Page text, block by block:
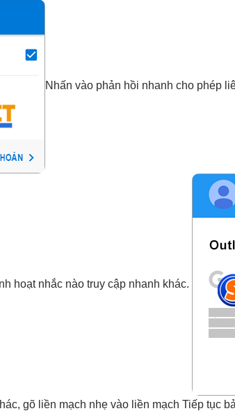
Nhấn vào phản hồi nhanh cho phép
hoạtnhắc nàotruy cập nhanh khác.
gõ liền mạch nhẹ vào liền mạch Tiếp tục